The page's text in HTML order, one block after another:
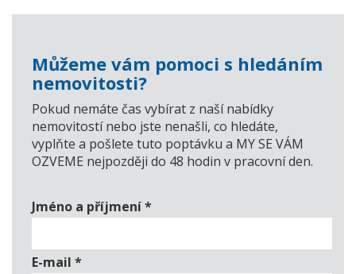
Můžeme vám pomoci s hledáním
nemovitosti?
Pokud nemáte čas vybírat z naší nabídky
nemovitostí nebo jste nenašli, co hledáte,
vyplňte a pošlete tuto poptávku a MY SE VÁM
OZVEME nejpozději do 48 hodin v pracovní den.
Jméno a příjmení*
E-mail *